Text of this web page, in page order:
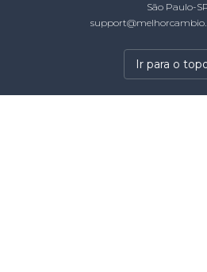
São Paulo-
Ir para o